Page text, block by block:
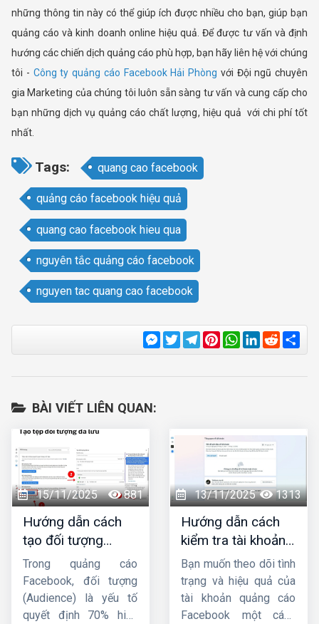
những thông tin này có thể giúp ích được nhiều cho bạn, giúp bạn
quảng cáo và kinh doanh online hiệu quả. Để được tư vấn và định
hướng các chiến dịch quảng cáo phù hợp, bạn hãy liên hệ với chúng
tôi - Công ty quảng cáo Facebook Hải Phòng với Đội ngũ chuyên
gia Marketing của chúng tôi luôn sẵn sàng tư vấn và cung cấp cho
bạn những dịch vụ quảng cáo chất lượng, hiệu quả với chi phí tốt
nhất.
Tags: quang cao facebook
quảng cáo facebook hiệu quả
quang cao facebook hieu qua
nguyên tắc quảng cáo facebook
nguyen tac quang cao facebook
Messenger
TwitterTelegram
Pinterest
WhatsApp
LinkedIn
Reddit
BÀI VIẾT LIÊN QUAN:
15/11/2025 881
Hướng dẫn cách
tạo đối tượng
quảng cáo trên
Facebook từ A-Z
Trong quảng cáo
Facebook, đối tượng
(Audience) là yếu tố
quyết định 70% hiệu
13/11/2025 1313
Hướng dẫn cách
kiểm tra tài khoản
quảng cáo
facebook đơn giản,
nhanh chóng
Bạn muốn theo dõi tình
trạng và hiệu quả của
tài khoản quảng cáo
Facebook một cách